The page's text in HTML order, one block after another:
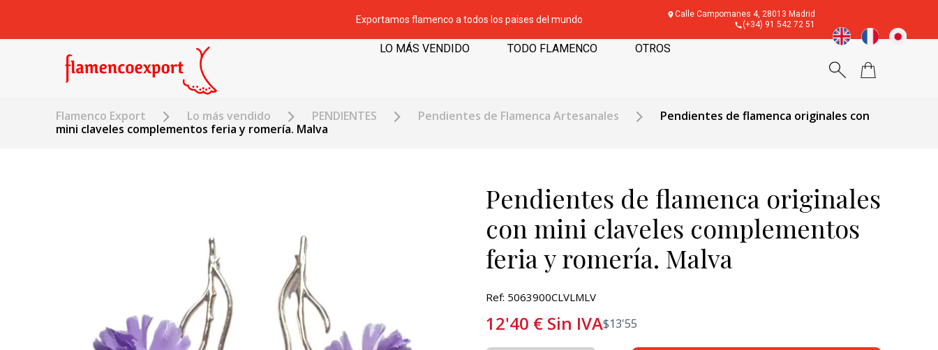
Exportamos flamenco a todos los paises del mundo
Calle Campomanes 4, 28013 Madrid
(+34) 91 542 72 51
LO MÁS VENDIDO TODO FLAMENCO OTROS
Flamenco Export Lo más vendido PENDIENTES Pendientes de Flamenca Artesanales
Pendientes de flamenca originales con
mini claveles complementos feria y romería. Malva
Pendientes de flamenca originales
con mini claveles complementos
feria y romería. Malva
Ref: 5063900CLVLMLV
12'40 € Sin IVA$13'55